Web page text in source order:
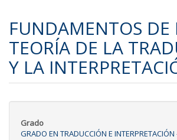
FUNDAMENTOS DE
TEORÍA DE LA
Y LA
Grado
GRADO EN TRADUCCIÓN E INTERPRETACIÓN